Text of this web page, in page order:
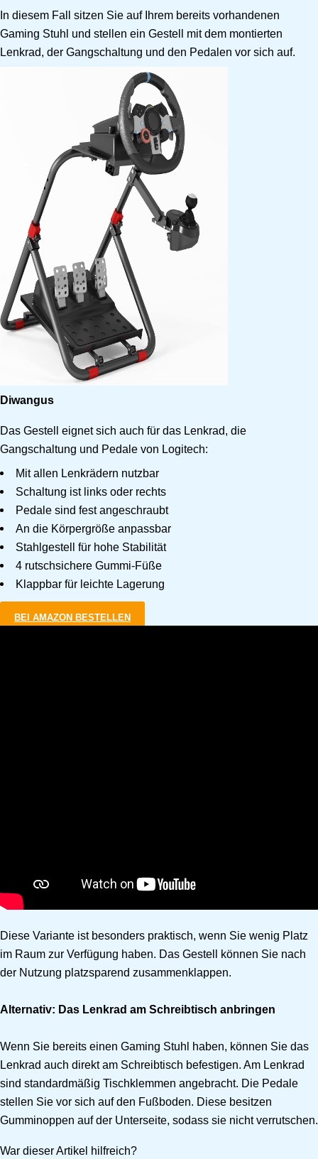
In diesem Fall sitzen Sie auf Ihrem bereits vorhandenen
Gaming Stuhl und stellen ein Gestell mit dem montierten
Lenkrad, der Gangschaltung und den Pedalen vor sich auf.
Diwangus
Das Gestell eignet sich auch für das Lenkrad, die
Gangschaltung und Pedale von Logitech:
Mit allen Lenkrädern nutzbar
Schaltung ist links oder rechts
Pedale sind fest angeschraubt
An die Körpergröße anpassbar
Stahlgestell für hohe Stabilität
4 rutschsichere Gummi-Füße
Klappbar für leichte Lagerung
BEI AMAZON BESTELLEN
Diese Variante ist besonders praktisch, wenn Sie wenig Platz
im Raum zur Verfügung haben. Das Gestell können Sie nach
der Nutzung platzsparend zusammenklappen.
Alternativ: Das Lenkrad am Schreibtisch anbringen
Wenn Sie bereits einen Gaming Stuhl haben, können Sie das
Lenkrad auch direkt am Schreibtisch befestigen. Am Lenkrad
sind standardmäßig Tischklemmen angebracht. Die Pedale
stellen Sie vor sich auf den Fußboden. Diese besitzen
Gumminoppen auf der Unterseite, sodass sie nicht verrutschen.
War dieser Artikel hilfreich?